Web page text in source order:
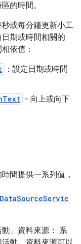
的時間。
或每分鐘更新小工
期或時間相關的
依值：
：設定日期或時間
- 向上或向下
間提供一系列值，
」資料來源： 系